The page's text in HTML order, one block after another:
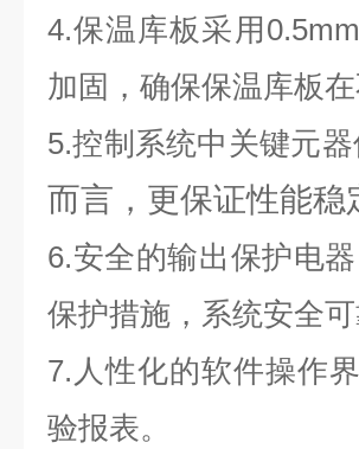
4.保温库板采用
加固，确保保温库板
5.控制系统中关键元
而言，更保证性能稳
6.安全的输出保护电
保护措施，系统安全可
7.人性化的软件操作
验报表。